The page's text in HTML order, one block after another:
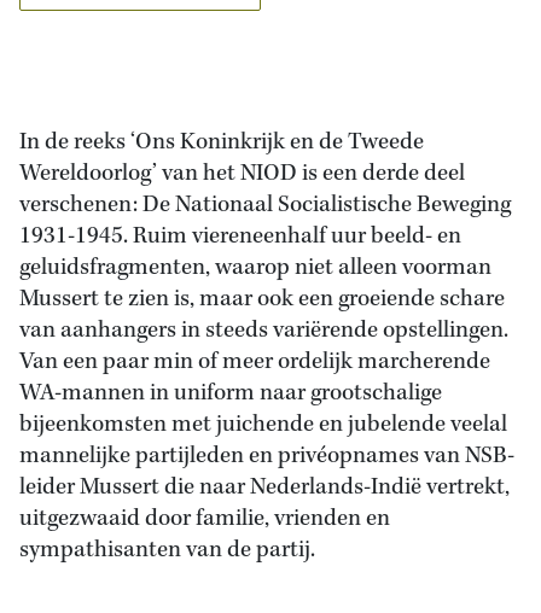
Zoek
In de reeks ‘Ons Koninkrijk en de Tweede
Wereldoorlog’ van het NIOD is een derde deel
verschenen: De Nationaal Socialistische Beweging
1931-1945. Ruim viereneenhalf uur beeld- en
geluidsfragmenten, waarop niet alleen voorman
Mussert te zien is, maar ook een groeiende schare
van aanhangers in steeds variërende opstellingen.
Van een paar min of meer ordelijk marcherende
WA-mannen in uniform naar grootschalige
bijeenkomsten met juichende en jubelende veelal
mannelijke partijleden en privéopnames van NSB-
leider Mussert die naar Nederlands-Indië vertrekt,
uitgezwaaid door familie, vrienden en
sympathisanten van de partij.